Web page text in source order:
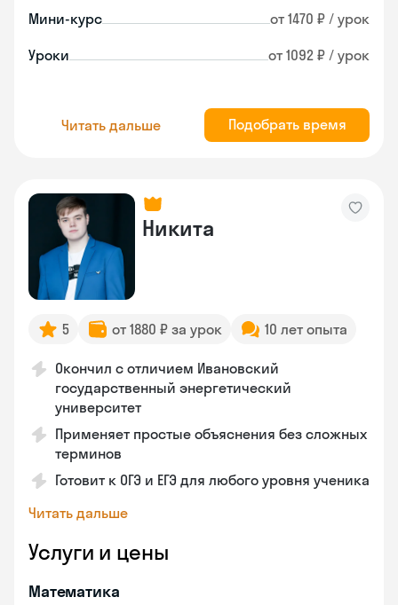
Мини-курс от 1470 ₽ / урок
Уроки от 1092 ₽ / урок
Читать дальше Подобрать время
Никита
5 от 1880 ₽ за урок 10 лет опыта
Окончил с отличием Ивановский
государственный энергетический
университет
Применяет простые объяснения без сложных
терминов
Готовит к ОГЭ и ЕГЭ для любого уровня ученика
Читать дальше
Услуги и цены
Математика